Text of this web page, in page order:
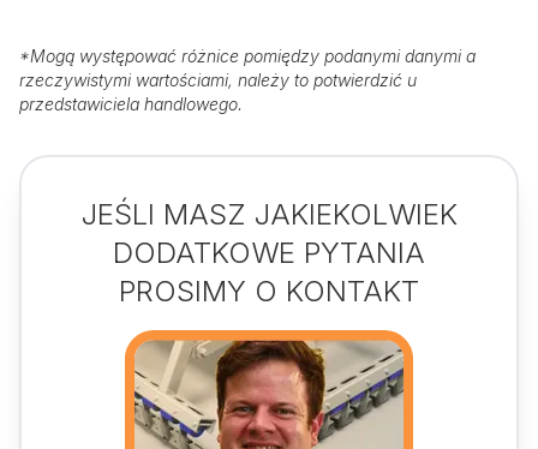
*Mogą występować różnice pomiędzy podanymi danymi a
rzeczywistymi wartościami, należy to potwierdzić u
przedstawiciela handlowego.
JEŚLI MASZ JAKIEKOLWIEK
DODATKOWE PYTANIA
PROSIMY O KONTAKT